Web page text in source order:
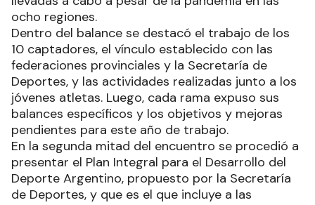
ocho regiones.
Dentro del balance se destacó el trabajo de los
10 captadores, el vínculo establecido con las
federaciones provinciales y la Secretaría de
Deportes, y las actividades realizadas junto a los
jóvenes atletas. Luego, cada rama expuso sus
balances específicos y los objetivos y mejoras
pendientes para este año de trabajo.
En la segunda mitad del encuentro se procedió a
presentar el Plan Integral para el Desarrollo del
Deporte Argentino, propuesto por la Secretaría
de Deportes, y que es el que incluye a las